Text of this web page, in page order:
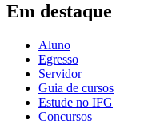
Em destaque
Aluno
Egresso
Servidor
Guia de cursos
Estude no IFG
Concursos